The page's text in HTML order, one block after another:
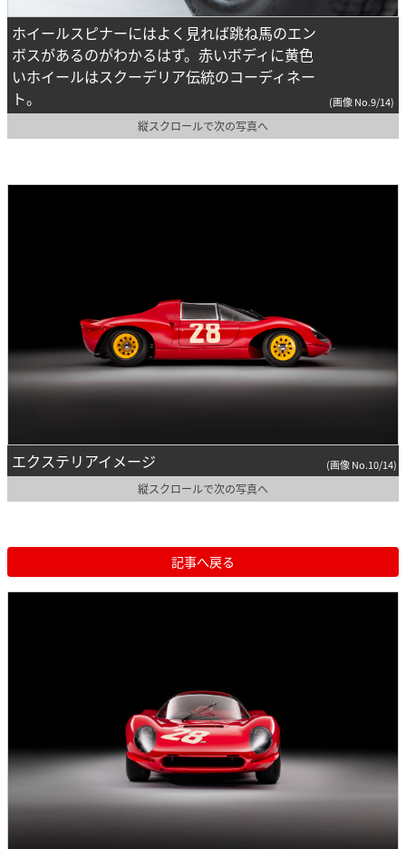
ホイールスピナーにはよく見れば跳ね馬のエン
ボスがあるのがわかるはず。赤いボディに黄色
いホイールはスクーデリア伝統のコーディネー
ト。
(画像 No.9/14)
縦スクロールで次の写真へ
エクステリアイメージ (画像 No.10/14)
縦スクロールで次の写真へ
記事へ戻る